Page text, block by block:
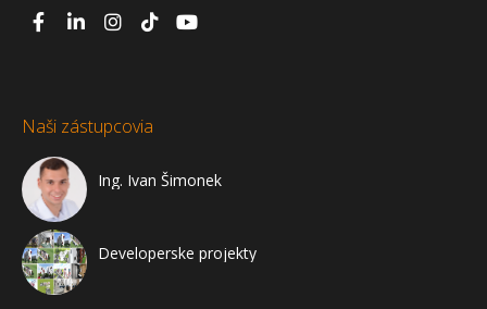
Naši zástupcovia
Ing. Ivan Šimonek
Developerske projekty